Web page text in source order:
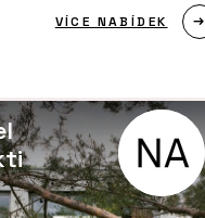
VÍCE NABÍDEK